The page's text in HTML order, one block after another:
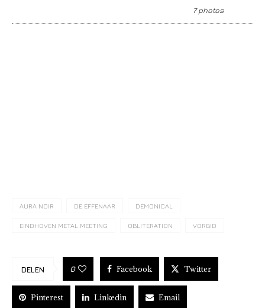
7 photos
AURA NOIR DE EFFENAAR DEMONICAL
EINDHOVEN METAL MEETING OBLITERATION VORBID
DELEN 0 Facebook Twitter
Pinterest Linkedin Email